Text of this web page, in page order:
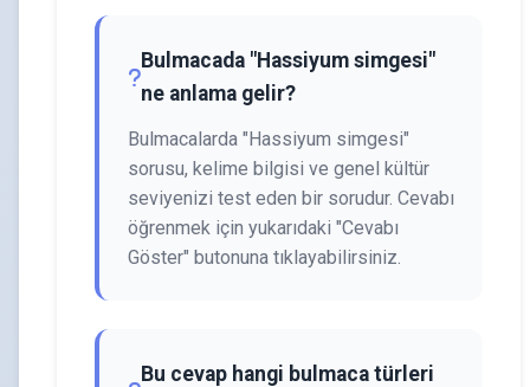
Bulmacada "Hassiyum simgesi"
ne anlama gelir?
Bulmacalarda "Hassiyum simgesi"
sorusu, kelime bilgisi ve genel kültür
seviyenizi test eden bir sorudur. Cevabı
öğrenmek için yukarıdaki "Cevabı
Göster" butonuna tıklayabilirsiniz.
Bu cevap hangi bulmaca türleri